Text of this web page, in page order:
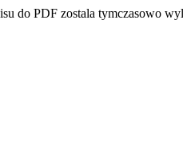
do PDF zostala tymczasowo